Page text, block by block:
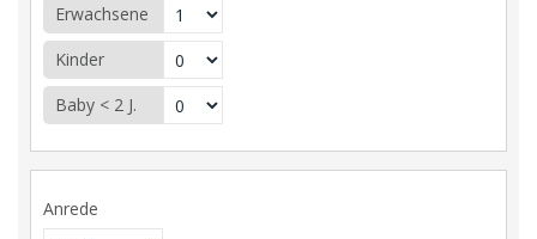
Erwachsene
Kinder
Baby < 2 J.
Anrede